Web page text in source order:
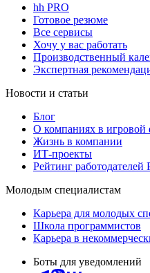
hh PRO
Готовое резюме
Все сервисы
Хочу у вас работать
Производственный
Экспертная
Новости и статьи
Блог
О компаниях в игровой
Жизнь в компании
ИТ-проекты
Рейтинг работодателей
Молодым специалистам
Карьера для молодых
Школа программистов
Карьера в
Боты для уведомлений